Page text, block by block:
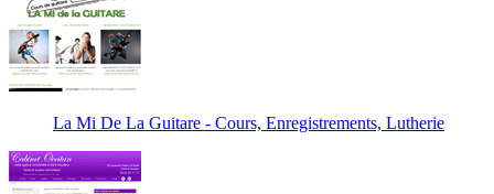
La Mi De La Guitare - Cours, Enregistrements, Lutherie